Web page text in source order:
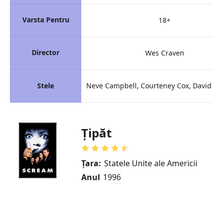
Varsta Pentru
Director
Stele
18+
Wes Craven
Neve Campbell, Courteney Cox, David
Ţipăt
Țara: Statele Unite ale Americii
Anul 1996